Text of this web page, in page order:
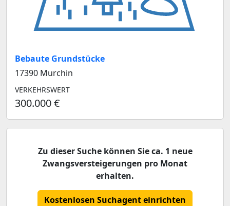
Bebaute Grundstücke
17390 Murchin
VERKEHRSWERT
300.000 €
Zu dieser Suche können Sie ca. 1 neue
Zwangsversteigerungen pro Monat
erhalten.
Kostenlosen Suchagent einrichten